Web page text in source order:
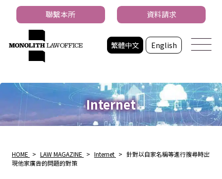
繁體中文 English
聯繫本所 資料請求
Internet
HOME > LAW MAGAZINE > Internet > 針對以自家名稱等進行搜尋時出
現他家廣告的問題的對策